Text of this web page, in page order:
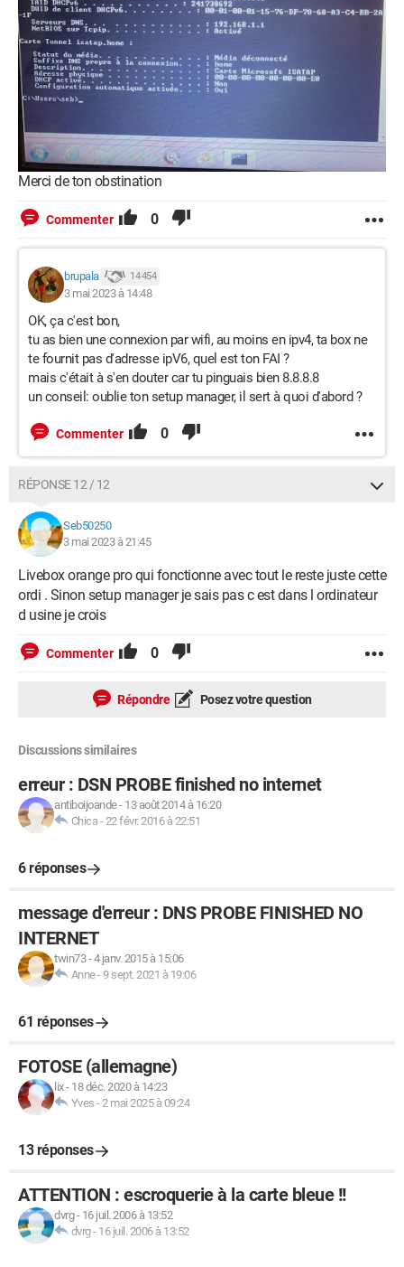
Merci de ton obstination
Commenter 0
brupala 14 454
3 mai 2023 à 14:48
OK, ça c'est bon,
tu as bien une connexion par wifi, au moins en ipv4, ta box ne
te fournit pas d'adresse ipV6, quel est ton FAI ?
mais c'était à s'en douter car tu pinguais bien 8.8.8.8
un conseil: oublie ton setup manager, il sert à quoi d'abord ?
Commenter 0
RÉPONSE 12 / 12
Seb50250
3 mai 2023 à 21:45
Livebox orange pro qui fonctionne avec tout le reste juste cette
ordi . Sinon setup manager je sais pas c est dans l ordinateur
d usine je crois
Commenter 0
Répondre Posez votre question
Discussions similaires
erreur : DSN PROBE finished no internet
antiboijoande- 13 août 2014 à 16:20
Chica -22 févr. 2016 à 22:51
6 réponses
message d'erreur : DNS PROBE FINISHED NO
INTERNET
twin73-4 janv. 2015 à 15:06
Anne-9 sept. 2021 à 19:06
61 réponses
FOTOSE (allemagne)
lix- 18 déc. 2020 à 14:23
Yves -2 mai 2025 à 09:24
13 réponses
ATTENTION : escroquerie à la carte bleue !!
dvrg- 16 juil. 2006 à 13:52
dvrg- 16 juil. 2006 à 13:52